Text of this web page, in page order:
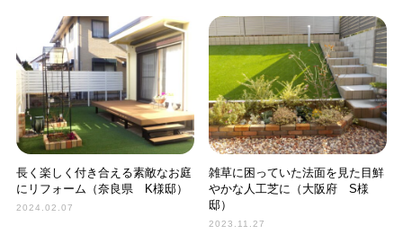
長く楽しく付き合える素敵なお庭
にリフォーム（奈良県 K様邸）
2024.02.07
雑草に困っていた法面を見た目鮮
やかな人工芝に（大阪府 S様
邸）
2023.11.27